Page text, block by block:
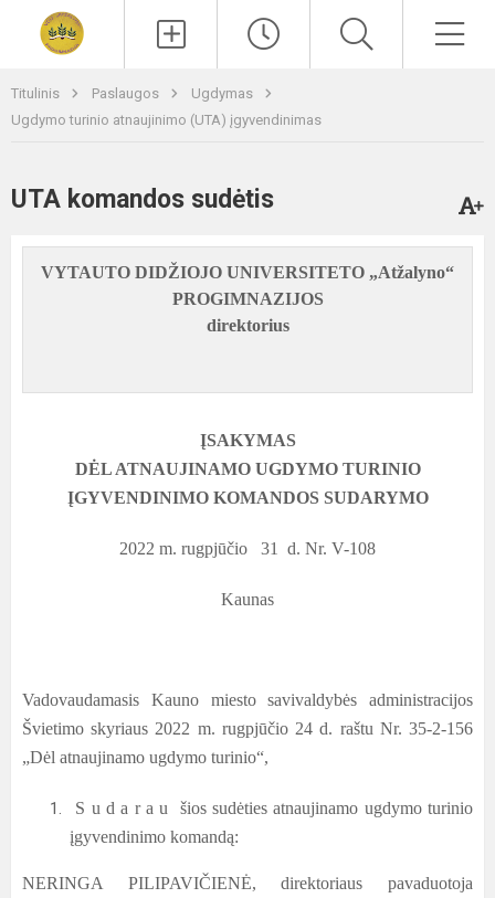
Titulinis Paslaugos
Ugdymas
Ugdymo turinio atnaujinimo (UTA) įgyvendinimas
UTA komandos sudėtis
VYTAUTO DIDŽIOJO UNIVERSITETO „Atžalyno“
PROGIMNAZIJOS
direktorius
ĮSAKYMAS
DĖL ATNAUJINAMO UGDYMO TURINIO
ĮGYVENDINIMO KOMANDOS SUDARYMO
2022 m. rugpjūčio 31 d. Nr. V-108
Kaunas
Vadovaudamasis Kauno miesto savivaldybės administracijos
Švietimo skyriaus 2022 m. rugpjūčio 24 d. raštu Nr. 35-2-156
„Dėl atnaujinamo ugdymo turinio“,
S u d a r a u šios sudėties atnaujinamo ugdymo turinio
įgyvendinimo komandą:
NERINGA PILIPAVIČIENĖ, direktoriaus pavaduotoja